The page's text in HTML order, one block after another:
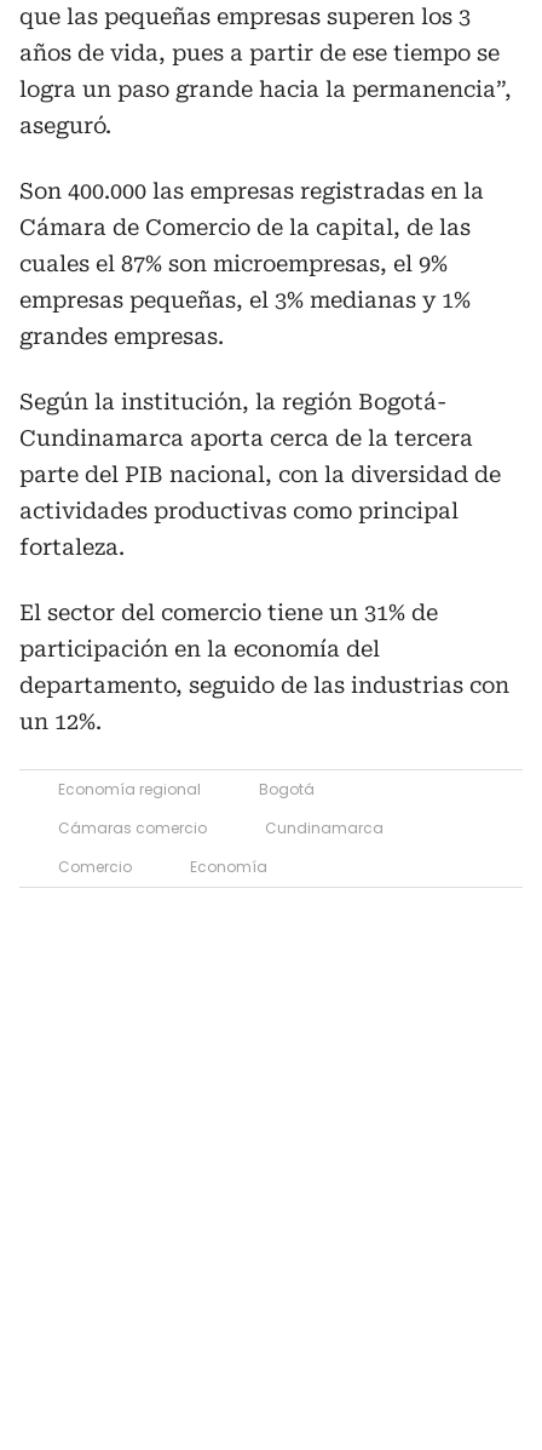
que las pequeñas empresas superen los 3
años de vida, pues a partir de ese tiempo se
logra un paso grande hacia la permanencia”,
aseguró.
Son 400.000 las empresas registradas en la
Cámara de Comercio de la capital, de las
cuales el 87% son microempresas, el 9%
empresas pequeñas, el 3% medianas y 1%
grandes empresas.
Según la institución, la región Bogotá-
Cundinamarca aporta cerca de la tercera
parte del PIB nacional, con la diversidad de
actividades productivas como principal
fortaleza.
El sector del comercio tiene un 31% de
participación en la economía del
departamento, seguido de las industrias con
un 12%.
Economía regional
Bogotá
Cámaras comercio
Cundinamarca
Comercio
Economía